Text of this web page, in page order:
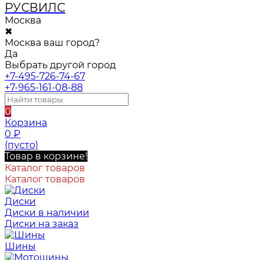
РУСВИЛС
Москва
✖
Москва ваш город?
Да
Выбрать другой город
+7-495-726-74-67
+7-965-161-08-88
0
Корзина
0 ₽
(пусто)
Товар в корзине!
Каталог товаров
Каталог товаров
Диски
Диски в наличии
Диски на заказ
Шины